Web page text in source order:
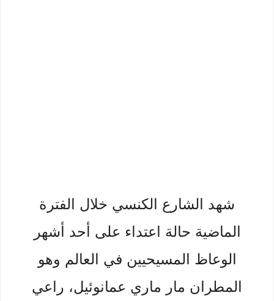
شهد الشارع الكنسي خلال الفترة
الماضية حالة اعتداء على أحد أشهر
الوعاظ المسيحيين في العالم وهو
المطران مار ماري عمانوئيل، راعي